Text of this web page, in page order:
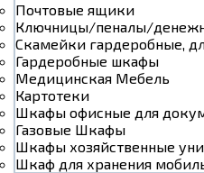
Почтовые ящики
Ключницы/пеналы/
Скамейки гардеробные,
Гардеробные шкафы
Медицинская Мебель
Картотеки
Шкафы офисные для
Газовые Шкафы
Шкафы хозяйственные
Шкаф для хранения